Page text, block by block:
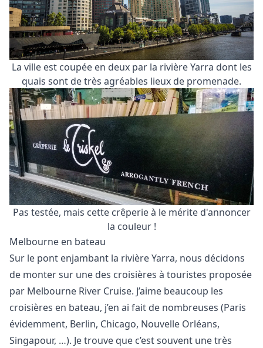
La ville est coupée en deux par la rivière Yarra dont les
quais sont de très agréables lieux de promenade.
Pas testée, mais cette crêperie à le mérite d'annoncer
la couleur !
Melbourne en bateau
Sur le pont enjambant la rivière Yarra, nous décidons
de monter sur une des croisières à touristes proposée
par Melbourne River Cruise. J’aime beaucoup les
croisières en bateau, j’en ai fait de nombreuses (Paris
évidemment, Berlin, Chicago, Nouvelle Orléans,
Singapour, …). Je trouve que c’est souvent une très